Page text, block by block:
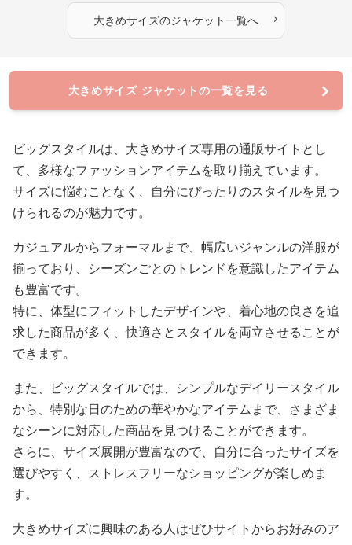
大きめサイズのジャケット一覧へ ›
大きめサイズ ジャケットの一覧を見る
ビッグスタイルは、大きめサイズ専用の通販サイトとし
て、多様なファッションアイテムを取り揃えています。
サイズに悩むことなく、自分にぴったりのスタイルを見つ
けられるのが魅力です。
カジュアルからフォーマルまで、幅広いジャンルの洋服が
揃っており、シーズンごとのトレンドを意識したアイテム
も豊富です。
特に、体型にフィットしたデザインや、着心地の良さを追
求した商品が多く、快適さとスタイルを両立させることが
できます。
また、ビッグスタイルでは、シンプルなデイリースタイル
から、特別な日のための華やかなアイテムまで、さまざま
なシーンに対応した商品を見つけることができます。
さらに、サイズ展開が豊富なので、自分に合ったサイズを
選びやすく、ストレスフリーなショッピングが楽しめま
す。
大きめサイズに興味のある人はぜひサイトからお好みのア